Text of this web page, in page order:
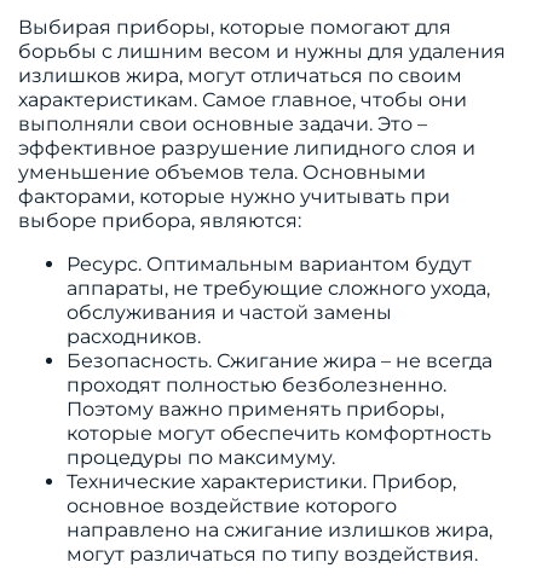
Выбирая приборы, которые помогают для
борьбы с лишним весом и нужны для удаления
излишков жира, могут отличаться по своим
характеристикам. Самое главное, чтобы они
выполняли свои основные задачи. Это –
эффективное разрушение липидного слоя и
уменьшение объемов тела. Основными
факторами, которые нужно учитывать при
выборе прибора, являются:
Ресурс. Оптимальным вариантом будут
аппараты, не требующие сложного ухода,
обслуживания и частой замены
расходников.
Безопасность. Сжигание жира – не всегда
проходят полностью безболезненно.
Поэтому важно применять приборы,
которые могут обеспечить комфортность
процедуры по максимуму.
Технические характеристики. Прибор,
основное воздействие которого
направлено на сжигание излишков жира,
могут различаться по типу воздействия.